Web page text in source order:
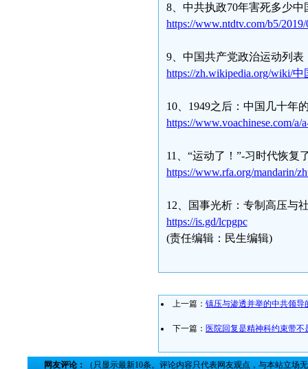
8、中共执政70年害死多少中
https://www.ntdtv.com/b5/
9、中国共产党政治运动列表
https://zh.wikipedia.org/wiki/
10、1949之后：中国几十年
https://www.voachinese.com/a/
11、“运动了！”-习时代恢复
https://www.rfa.org/mandarin/
12、国事光析：专制高压与
https://is.gd/lcpgpc
(责任编辑：民生编辑)
上一篇： 镇压与渗透并举的中共领导
下一篇： 医院回复是精神科约束带不
网友评论： （只显示最新10条。评论内容只代表网友观点，与本站立场